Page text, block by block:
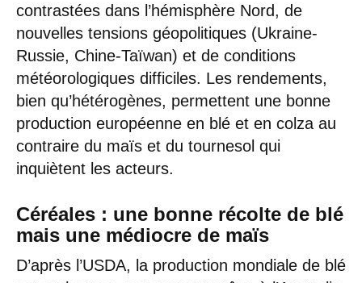
contrastées dans l’hémisphère Nord, de
nouvelles tensions géopolitiques (Ukraine-
Russie, Chine-Taïwan) et de conditions
météorologiques difficiles. Les rendements,
bien qu’hétérogènes, permettent une bonne
production européenne en blé et en colza au
contraire du maïs et du tournesol qui
inquiètent les acteurs.
Céréales : une bonne récolte de blé
mais une médiocre de maïs
D’après l’USDA, la production mondiale de blé